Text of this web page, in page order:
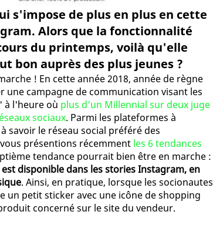
s'impose de plus en plus en cette
Alors que la fonctionnalité
du printemps, voilà qu'elle
bon auprès des plus jeunes ?
! En cette année 2018, année de règne
une campagne de communication visant les
à l'heure où plus d'un Millennial sur deux juge
sociaux. Parmi les plateformes à
savoir le réseau social préféré des
présentions récemment les 6 tendances
tendance pourrait bien être en marche :
disponible dans les stories Instagram, en
. Ainsi, en pratique, lorsque les socionautes
petit sticker avec une icône de shopping
concerné sur le site du vendeur.